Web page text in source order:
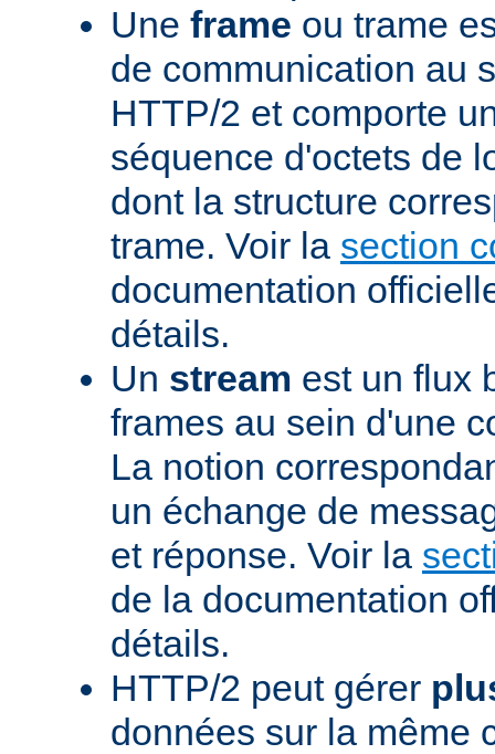
Une frame ou trame
de communication au
HTTP/2 et comporte
séquence d'octets de
dont la structure
trame. Voir la section
documentation
détails.
Un stream est un flux
frames au sein d'une
La notion
un échange de
et réponse. Voir la
de la documentation
détails.
HTTP/2 peut gérer
données sur la même